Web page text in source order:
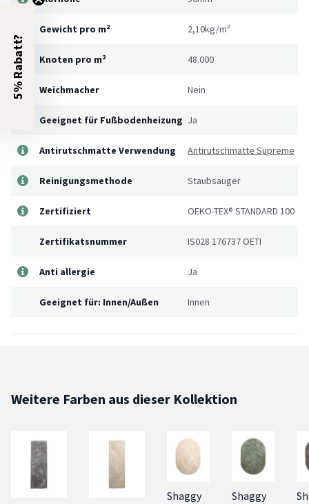
Gewicht pro m² 2,10kg/m²
Knoten pro m² 48.000
Weichmacher Nein
Geeignet für Fußbodenheizung Ja
Antirutschmatte Verwendung Antirutschmatte Supreme
Reinigungsmethode Staubsauger
Zertifiziert OEKO-TEX® STANDARD 100
Zertifikatsnummer IS028 176737 OETI
Anti allergie Ja
Geeignet für: Innen/Außen Innen
Weitere Farben aus dieser Kollektion
Shaggy
Shaggy
5% Rabatt?